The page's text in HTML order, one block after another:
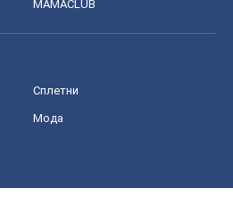
MAMACLUB
Сплетни
Мода